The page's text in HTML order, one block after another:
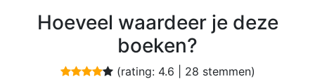
Hoeveel waardeer je deze
boeken?
(rating: 4.6 28 stemmen)